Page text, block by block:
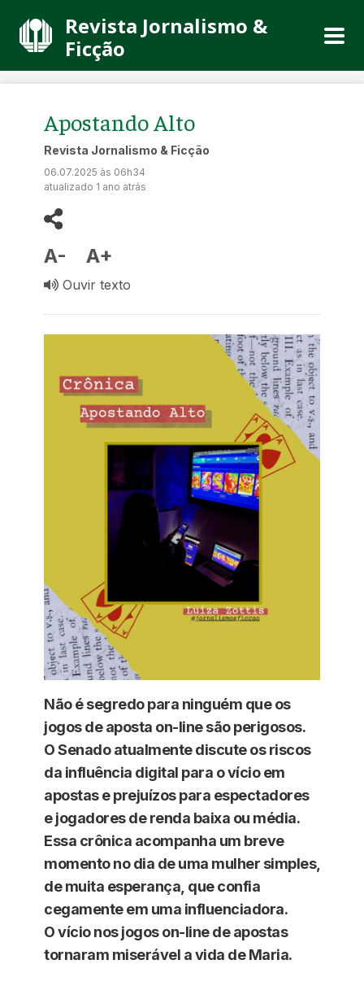
Revista Jornalismo &
Ficção
Apostando Alto
Revista Jornalismo & Ficção
06.07.2025 às 06h34
atualizado 1 ano atrás
A- A+
Ouvir texto
Não é segredo para ninguém que os
jogos de aposta on-line são perigosos.
O Senado atualmente discute os riscos
da influência digital para o vício em
apostas e prejuízos para espectadores
e jogadores de renda baixa ou média.
Essa crônica acompanha um breve
momento no dia de uma mulher simples,
de muita esperança, que confia
cegamente em uma influenciadora.
O vício nos jogos on-line de apostas
tornaram miserável a vida de Maria.